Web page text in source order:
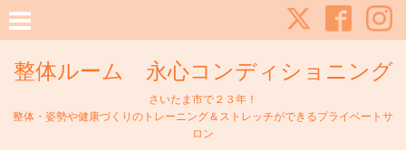
整体ルーム 永心コンディショニング
さいたま市で２３年！
整体・姿勢や健康づくりのトレーニング＆ストレッチができるプライベートサ
ロン